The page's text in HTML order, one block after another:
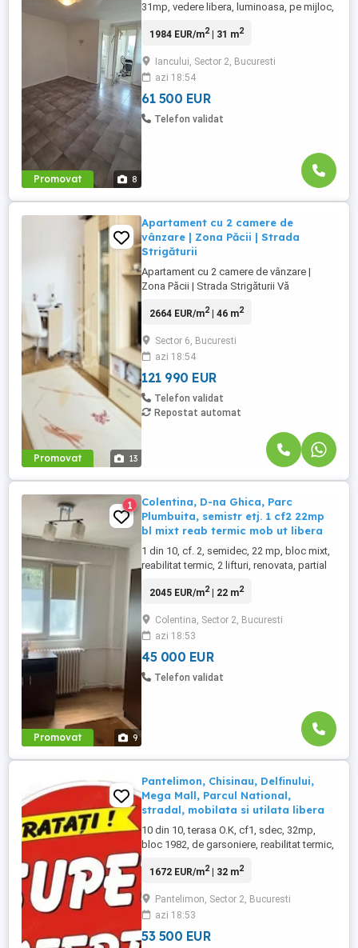
Promovat 8
31mp, vedere libera, luminoasa, pe mijloc,
reabilitat termic, 6 lifturi, bucatarie
spalat, gresie, faianta, termopan, usa
metalica, aer conditionat, boiler electric,
cadastru si intabulare, ...
1984 EUR/m2| 31 m2
Iancului, Sector 2, Bucuresti
azi 18:54
61 500 EUR
Telefon validat
Promovat 13
Apartament cu 2 camere de
vânzare | Zona Păcii | Strada
Strigăturii
Apartament cu 2 camere de vânzare |
Zona Păcii | Strada Strigăturii Vă
2 camere, situat în zona Păcii, pe Strada
lift, construit în anul 2007. Apartamentul
are o suprafață de 50 mp, fiind bine
compartimentat, luminos ...
2664 EUR/m2| 46 m2
Sector 6, Bucuresti
azi 18:54
121 990 EUR
Telefon validat
Repostat automat
Promovat 9
1
Colentina, D-na Ghica, Parc
Plumbuita, semistr etj. 1 cf2 22mp
bl mixt reab termic mob ut libera
1 din 10, cf. 2, semidec, 22 mp, bloc mixt,
reabilitat termic, 2 lifturi, renovata, partial
orientata pe Sud, usi interioare noi, fara
usa metalica, cadastru si intabulare, zona
linistita, numai cash, pret bun. ...
2045 EUR/m2| 22 m2
Colentina, Sector 2, Bucuresti
azi 18:53
45 000 EUR
Telefon validat
Pantelimon, Chisinau, Delfinului,
Mega Mall, Parcul National,
stradal, mobilata si utilata libera
10 din 10, terasa O.K, cf1, sdec, 32mp,
bloc 1982, de garsoniere, reabilitat termic,
investitie, amenajata, orientata pe Est,
termopan, usa metalica, aer conditionat,
cadastru si intabulare, accept credit. TEL.
DE CONTACT ...
1672 EUR/m2| 32 m2
Pantelimon, Sector 2, Bucuresti
azi 18:53
53 500 EUR